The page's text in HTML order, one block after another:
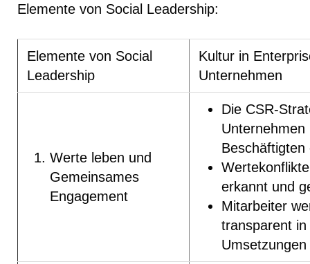
Elemente von Social Leadership:
Elemente von Social
Leadership
Kultur in
Unternehmen
Werte leben und
Gemeinsames
Engagement
Die CSR-
Unternehmen
Beschäftigten
erkannt und
Mitarbeiter
transparent in